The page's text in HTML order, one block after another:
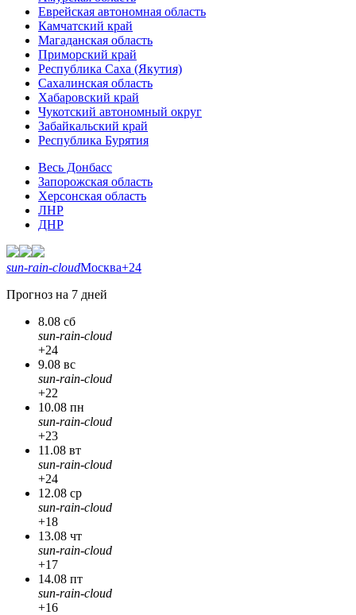
Еврейская автономная область
Камчатский край
Магаданская область
Приморский край
Республика Саха (Якутия)
Сахалинская область
Хабаровский край
Чукотский автономный округ
Забайкальский край
Республика Бурятия
Весь Донбасс
Запорожская область
Херсонская область
ЛНР
ДНР
sun-rain-cloudМосква+24
Прогноз на 7 дней
8.08 сб
sun-rain-cloud
+24
9.08 вс
sun-rain-cloud
+22
10.08 пн
sun-rain-cloud
+23
11.08 вт
sun-rain-cloud
+24
12.08 ср
sun-rain-cloud
+18
13.08 чт
sun-rain-cloud
+17
14.08 пт
sun-rain-cloud
+16